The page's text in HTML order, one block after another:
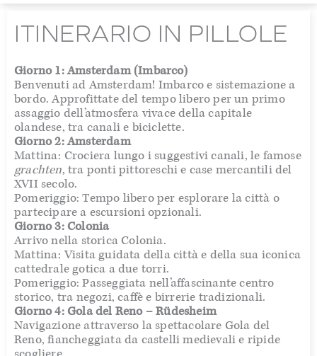
ITINERARIO IN PILLOLE
Giorno 1: Amsterdam (Imbarco)
Benvenuti ad Amsterdam! Imbarco e sistemazione a
bordo. Approfittate del tempo libero per un primo
assaggio dell’atmosfera vivace della capitale
olandese, tra canali e biciclette.
Giorno 2: Amsterdam
Mattina: Crociera lungo i suggestivi canali, le famose
grachten, tra ponti pittoreschi e case mercantili del
XVII secolo.
Pomeriggio: Tempo libero per esplorare la città o
partecipare a escursioni opzionali.
Giorno 3: Colonia
Arrivo nella storica Colonia.
Mattina: Visita guidata della città e della sua iconica
cattedrale gotica a due torri.
Pomeriggio: Passeggiata nell’affascinante centro
storico, tra negozi, caffè e birrerie tradizionali.
Giorno 4: Gola del Reno – Rüdesheim
Navigazione attraverso la spettacolare Gola del
Reno, fiancheggiata da castelli medievali e ripide